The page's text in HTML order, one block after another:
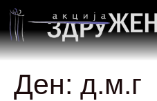
Ден: д.м.г